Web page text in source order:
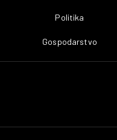
Politika
Gospodarstvo